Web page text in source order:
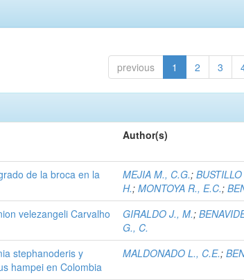
previous 1 2 3
Author(s)
de la broca en la
MEJIA M., C.G.;
H.;MONTOYA R., E.C.;
velezangeli Carvalho
GIRALDO J., M.;
G., C.
stephanoderis y
hampei en Colombia
MALDONADO L., C.E.;